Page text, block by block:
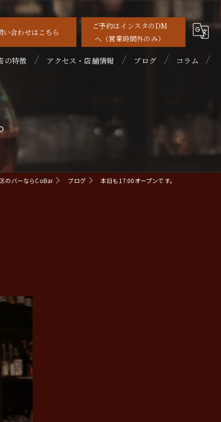
い合わせはこちら
ご予約はインスタのDM
へ（営業時間外のみ）
の特徴
家
て
ーツカクテル
スキー
アクセス・店舗情報 ブログ コラム
のバーならCoBar ブログ 本日も17:00オープンです。